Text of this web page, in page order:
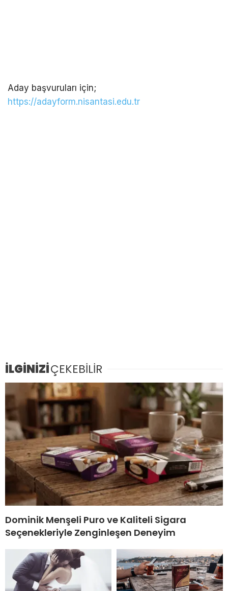
Aday başvuruları için;
https://adayform.nisantasi.edu.tr
İLGİNİZİÇEKEBİLİR
Dominik Menşeli Puro ve Kaliteli Sigara
Seçenekleriyle Zenginleşen Deneyim